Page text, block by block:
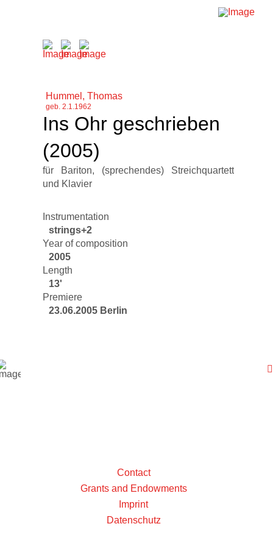
Hummel, Thomas
geb. 2.1.1962
Ins Ohr geschrieben
(2005)
für Bariton, (sprechendes) Streichquartett
und Klavier
Instrumentation
strings+2
Year of composition
2005
Length
13'
Premiere
23.06.2005 Berlin
Contact
Grants and Endowments
Imprint
Datenschutz